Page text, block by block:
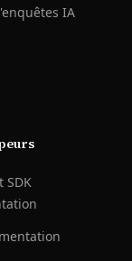
IA
SDK